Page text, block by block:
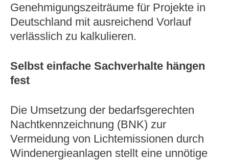
Genehmigungszeiträume für Projekte in
Deutschland mit ausreichend Vorlauf
verlässlich zu kalkulieren.
Selbst einfache Sachverhalte hängen
fest
Die Umsetzung der bedarfsgerechten
Nachtkennzeichnung (BNK) zur
Vermeidung von Lichtemissionen durch
Windenergieanlagen stellt eine unnötige